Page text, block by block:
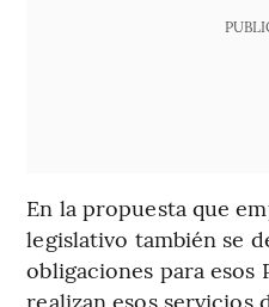
En la propuesta que
legislativo también se
obligaciones para esos
realizan esos servicios